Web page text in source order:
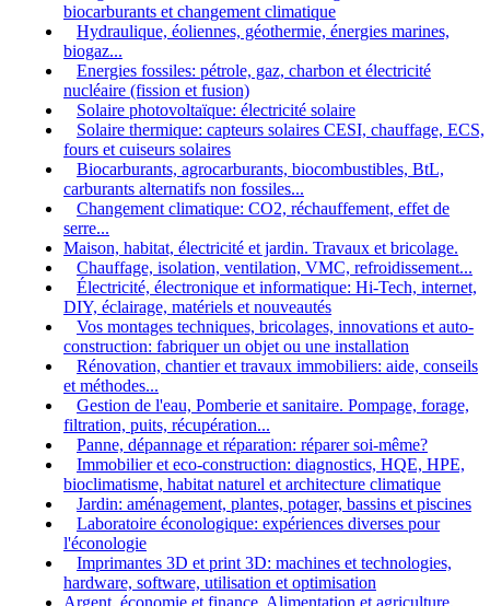
biocarburants et changement climatique
Hydraulique, éoliennes, géothermie, énergies marines,
biogaz...
Energies fossiles: pétrole, gaz, charbon et électricité
nucléaire (fission et fusion)
Solaire photovoltaïque: électricité solaire
Solaire thermique: capteurs solaires CESI, chauffage, ECS,
fours et cuiseurs solaires
Biocarburants, agrocarburants, biocombustibles, BtL,
carburants alternatifs non fossiles...
Changement climatique: CO2, réchauffement, effet de
serre...
Maison, habitat, électricité et jardin. Travaux et bricolage.
Chauffage, isolation, ventilation, VMC, refroidissement...
Électricité, électronique et informatique: Hi-Tech, internet,
DIY, éclairage, matériels et nouveautés
Vos montages techniques, bricolages, innovations et auto-
construction: fabriquer un objet ou une installation
Rénovation, chantier et travaux immobiliers: aide, conseils
et méthodes...
Gestion de l'eau, Pomberie et sanitaire. Pompage, forage,
filtration, puits, récupération...
Panne, dépannage et réparation: réparer soi-même?
Immobilier et eco-construction: diagnostics, HQE, HPE,
bioclimatisme, habitat naturel et architecture climatique
Jardin: aménagement, plantes, potager, bassins et piscines
Laboratoire éconologique: expériences diverses pour
l'éconologie
Imprimantes 3D et print 3D: machines et technologies,
hardware, software, utilisation et optimisation
Argent, économie et finance. Alimentation et agriculture.